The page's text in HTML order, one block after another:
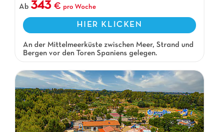
Ab 343 pro Woche
HIER KLICKEN
An der Mittelmeerküste zwischen Meer, Strand und
Bergen vor den Toren Spaniens gelegen.